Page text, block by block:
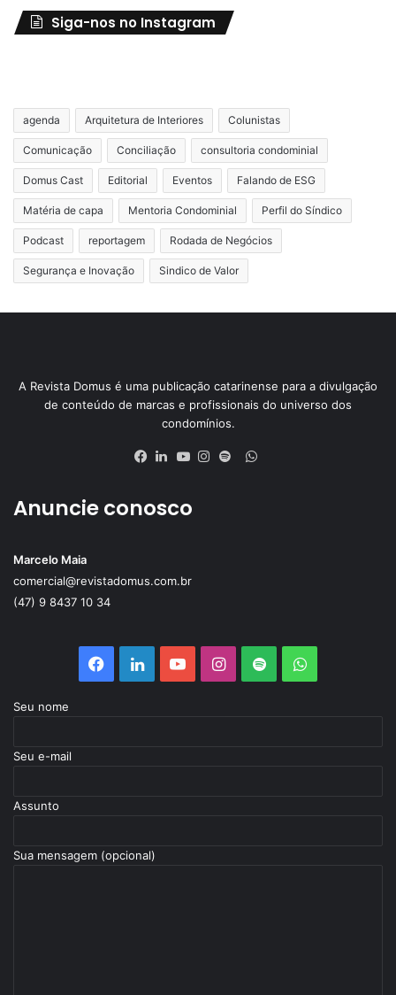
Siga-nos no Instagram
agenda Arquitetura de Interiores Colunistas
Comunicação Conciliação consultoria condominial
Domus Cast Editorial Eventos Falando de ESG
Matéria de capa Mentoria Condominial Perfil do Síndico
Podcast reportagem Rodada de Negócios
Segurança e Inovação Sindico de Valor
A Revista Domus é uma publicação catarinense para a divulgação
de conteúdo de marcas e profissionais do universo dos
condomínios.
Anuncie conosco
Marcelo Maia
comercial@revistadomus.com.br
(47) 9 8437 10 34
Seu nome
Seu e-mail
Assunto
Sua mensagem (opcional)